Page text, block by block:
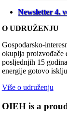
Newsletter 4.
O UDRUŽENJU
Gospodarsko-
okuplja proizvođače
posljednjih 15
energije gotovo
Više o udruženju
OIEH is a